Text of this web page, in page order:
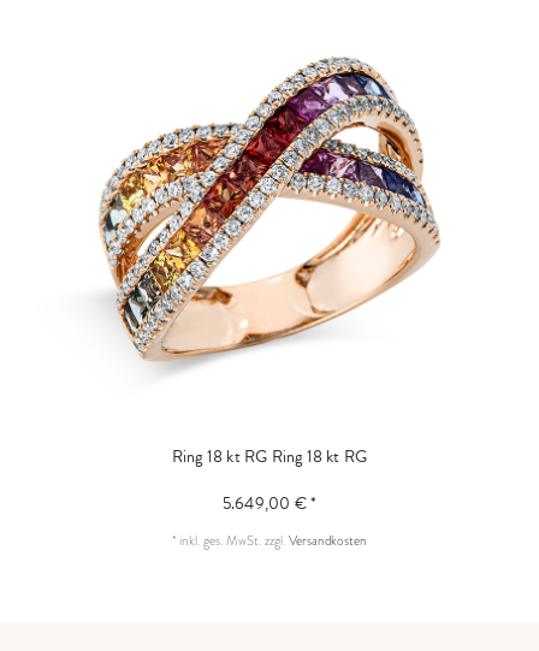
Ring 18 kt RG Ring 18 kt RG
5.649,00 € *
* inkl. ges. MwSt.zzgl.Versandkosten